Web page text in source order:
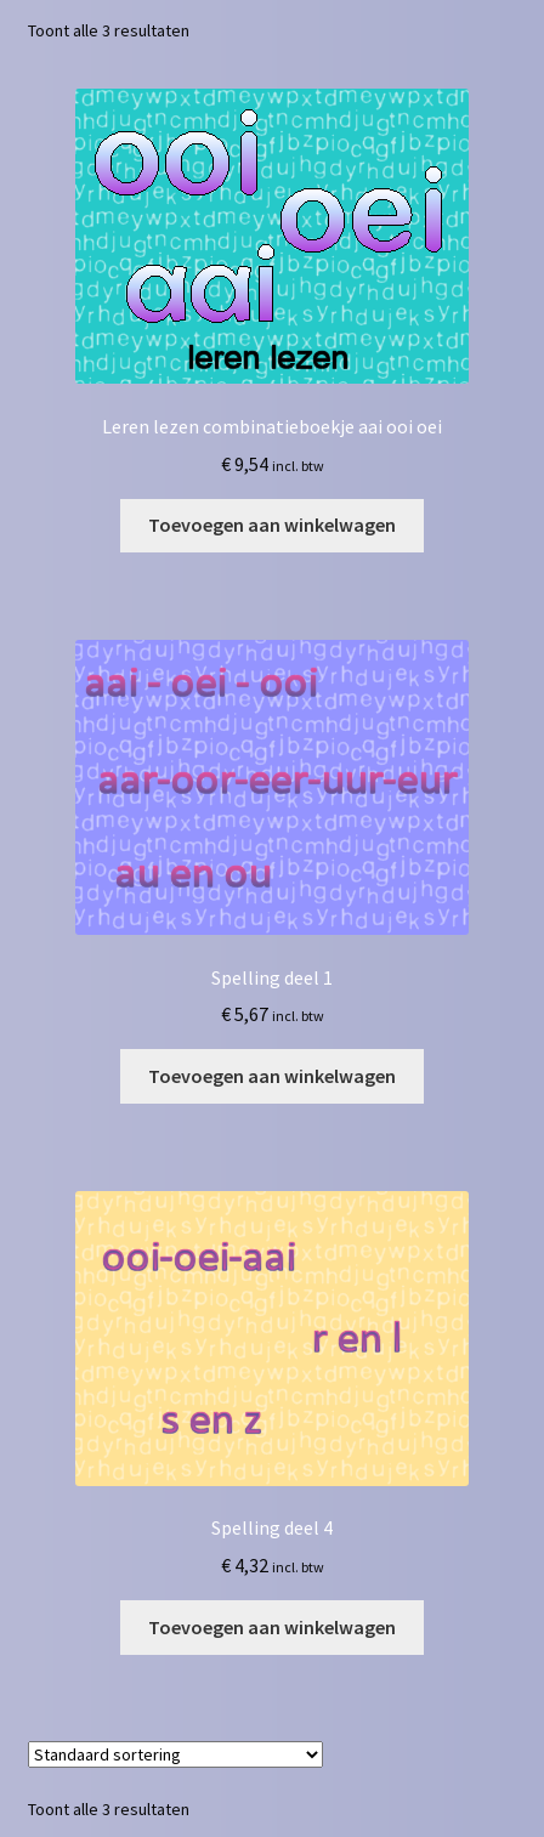
Contact
Homepagina
Mijn account
Privacy Policy
Winkelmand
Winkel
Toont alle 3 resultaten
Leren lezen combinatieboekje aai ooi oei
€9,54 incl. btw
Toevoegen aan winkelwagen
Spelling deel 1
€5,67 incl. btw
Toevoegen aan winkelwagen
Spelling deel 4
€4,32 incl. btw
Toevoegen aan winkelwagen
Toont alle 3 resultaten